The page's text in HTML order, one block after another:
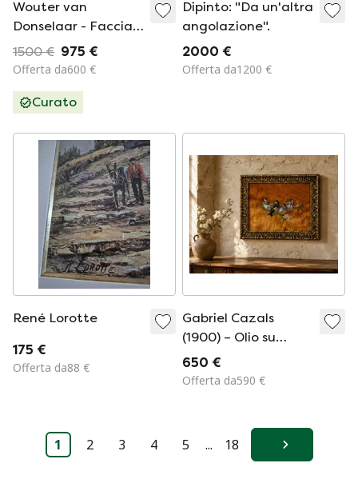
Wouter van
Donselaar - Faccia
108
1500 € 975 €
Offerta da600 €
Curato
Dipinto: "Da un'altra
angolazione".
2000 €
Offerta da1200 €
René Lorotte
175 €
Offerta da88 €
Gabriel Cazals
(1900) – Olio su
tavola – Quattro
cardellini – Firmato
650 €
Offerta da590 €
1 2 3 4 5 ... 18 Avanti